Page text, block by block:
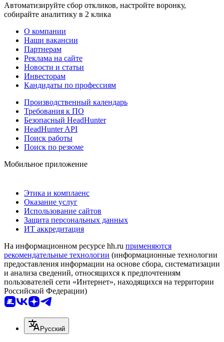
Автоматизируйте сбор откликов, настройте воронку,
собирайте аналитику в 2 клика
О компании
Наши вакансии
Партнерам
Реклама на сайте
Новости и статьи
Инвесторам
Кандидаты по профессиям
Производственный календарь
Требования к ПО
Безопасный HeadHunter
HeadHunter API
Поиск работы
Поиск по резюме
Мобильное приложение
Этика и комплаенс
Оказание услуг
Использование сайтов
Защита персональных данных
ИТ аккредитация
На информационном ресурсе hh.ru применяются
рекомендательные технологии (информационные технологии
предоставления информации на основе сбора, систематизации
и анализа сведений, относящихся к предпочтениям
пользователей сети «Интернет», находящихся на территории
Российской Федерации)
Русский